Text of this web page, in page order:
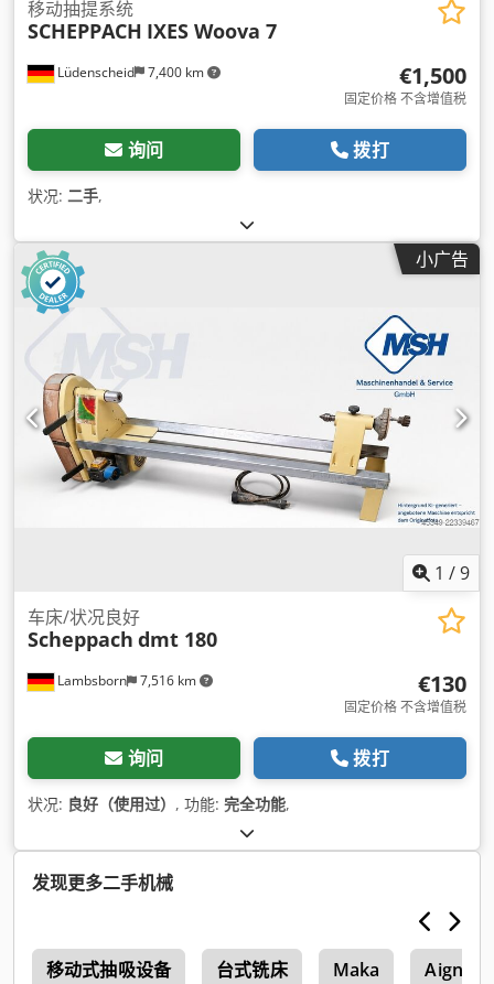
Lüdenscheid 7,400 km
移动抽提系统
SCHEPPACH IXES Woova 7
€1,500
固定价格 不含增值税
询问 拨打
状况: 二手,
小广告
1 /9
Lambsborn 7,516 km
车床/状况良好
Scheppach dmt 180
€130
固定价格 不含增值税
询问 拨打
状况: 良好（使用过） , 功能: 完全功能,
发现更多二手机械
移动式抽吸设备 台式铣床 Maka Aigner